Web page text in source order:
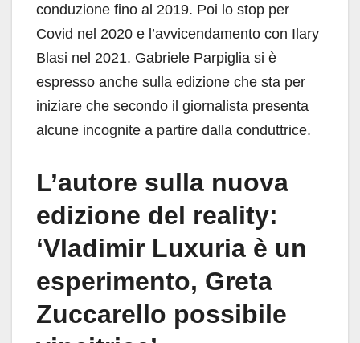
conduzione fino al 2019. Poi lo stop per
Covid nel 2020 e l’avvicendamento con Ilary
Blasi nel 2021. Gabriele Parpiglia si è
espresso anche sulla edizione che sta per
iniziare che secondo il giornalista presenta
alcune incognite a partire dalla conduttrice.
L’autore sulla nuova
edizione del reality:
‘Vladimir Luxuria è un
esperimento, Greta
Zuccarello possibile